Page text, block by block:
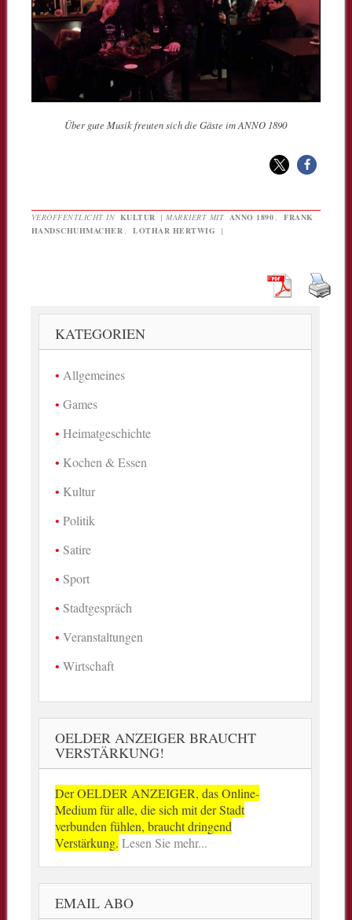
Über gute Musik freuten sich die Gäste im ANNO 1890
VERÖFFENTLICHT IN KULTUR |MARKIERT MIT ANNO 1890
FRANK
HANDSCHUHMACHER
LOTHAR HERTWIG |
KATEGORIEN
Allgemeines
Games
Heimatgeschichte
Kochen & Essen
Kultur
Politik
Satire
Sport
Stadtgespräch
Veranstaltungen
Wirtschaft
OELDER ANZEIGER BRAUCHT
VERSTÄRKUNG!
Der OELDER ANZEIGER, das Online-
Medium für alle, die sich mit der Stadt
verbunden fühlen, braucht dringend
Verstärkung. Lesen Sie mehr...
EMAIL ABO